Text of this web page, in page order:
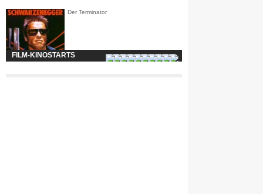
Der Terminator
FILM-KINOSTARTS